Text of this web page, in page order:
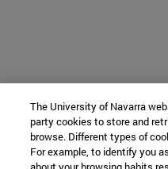
The University of Navarra
party cookies to store and
browse. Different types of
For example, to identify you